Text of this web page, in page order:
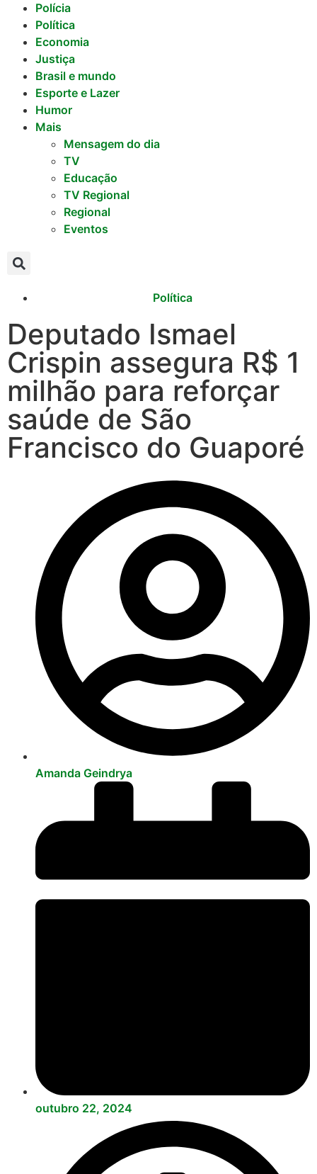
Polícia
Política
Economia
Justiça
Brasil e mundo
Esporte e Lazer
Humor
Mais
Mensagem do dia
TV
Educação
TV Regional
Regional
Eventos
Política
Deputado Ismael
Crispin assegura R$ 1
milhão para reforçar
saúde de São
Francisco do Guaporé
Amanda Geindrya
outubro 22, 2024